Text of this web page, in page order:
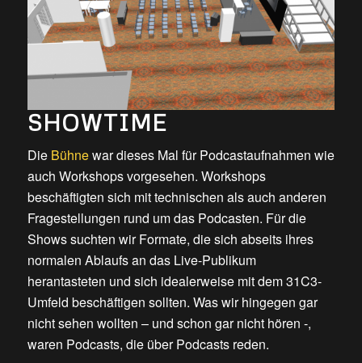
SHOWTIME
Die Bühnewar dieses Mal für Podcastaufnahmen wie
auch Workshops vorgesehen. Workshops
beschäftigten sich mit technischen als auch anderen
Fragestellungen rund um das Podcasten. Für die
Shows suchten wir Formate, die sich abseits ihres
normalen Ablaufs an das Live-Publikum
herantasteten und sich idealerweise mit dem 31C3-
Umfeld beschäftigen sollten. Was wir hingegen gar
nicht sehen wollten – und schon gar nicht hören -,
waren Podcasts, die über Podcasts reden.